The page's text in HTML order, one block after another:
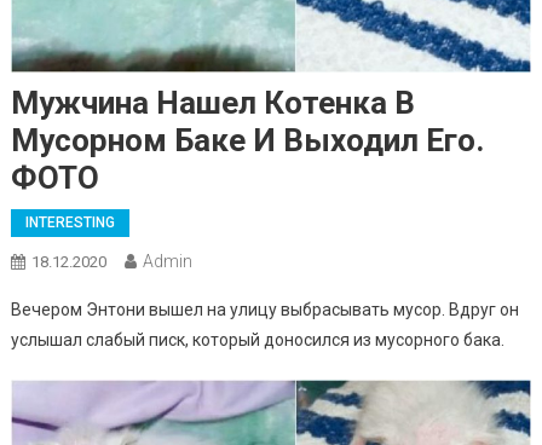
Мужчина Нашел Котенка В
Мусорном Баке И Выходил Его.
ФОТО
INTERESTING
18.12.2020 Admin
Вечером Энтони вышел на улицу выбрасывать мусор. Вдруг он
услышал слабый писк, который доносился из мусорного бака.